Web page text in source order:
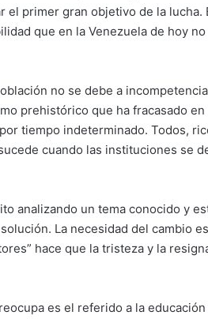
el primer gran objetivo de la
que en la Venezuela de hoy
no se debe a
prehistórico que ha fracasado
tiempo indeterminado. Todos,
cuando las instituciones se
analizando un tema conocido y
La necesidad del cambio
hace que la tristeza y la
es el referido a la